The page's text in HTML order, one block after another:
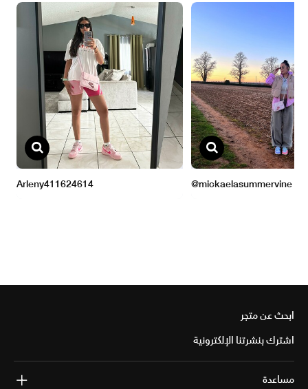
ابحث عن متجر
اشترك بنشرتنا الإلكترونية
مساعدة